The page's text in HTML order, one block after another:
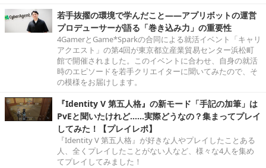
若手抜擢の環境で学んだこと――アプリボットの運営
プロデューサーが語る「巻き込み力」の重要性
4GamerとGame*Sparkの合同による就活イベント「キャリ
アクエスト」の第4回が東京都立産業貿易センター浜松町
館で開催されました。このイベントに合わせ、自身の就活
時のエピソードを若手クリエイターに聞いてみたので、そ
の模様をお届けします。
『Identity V 第五人格』の新モード「手記の加筆」は
PvEと聞いたけれど……実際どうなの？集まってプレイ
してみた！【プレイレポ】
『Identity V 第五人格』が好きな人やプレイしたことある
人、全くプレイしたことがない人など、様々な4人を集め
てプレイしてみました！